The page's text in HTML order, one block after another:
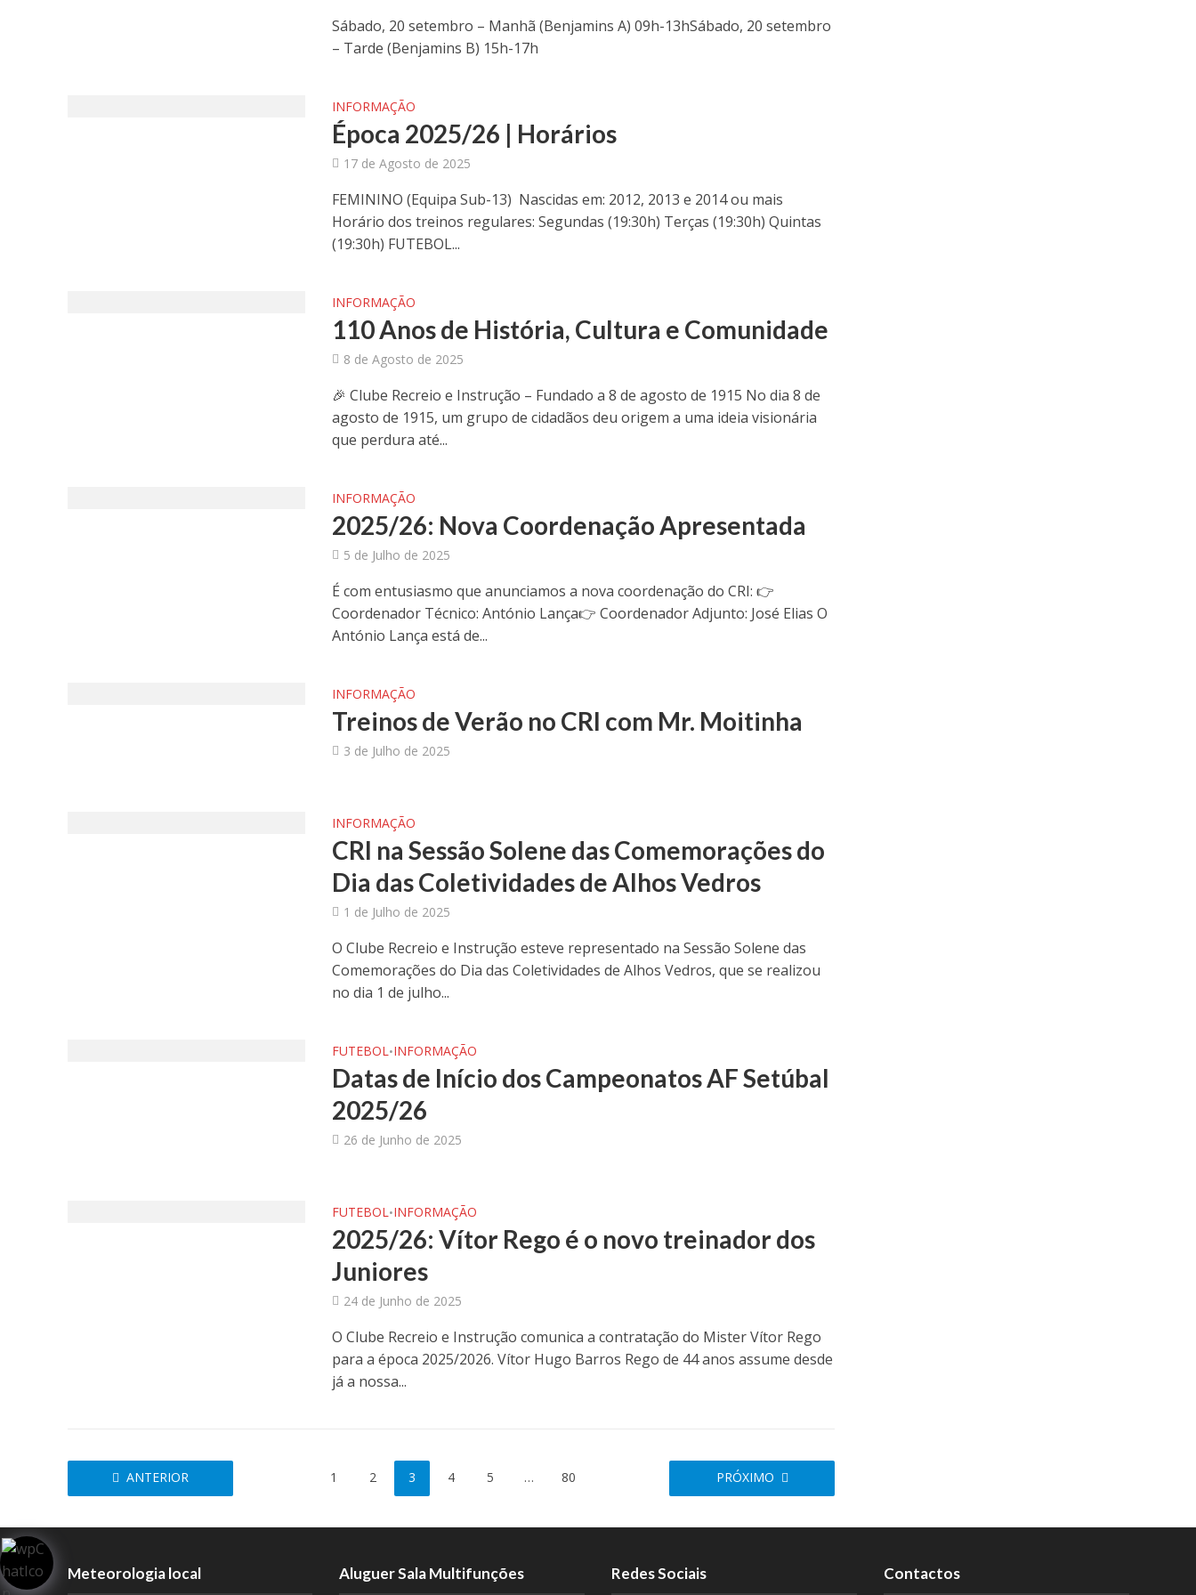
Sábado, 20 setembro – Manhã (Benjamins A) 09h-13hSábado, 20 setembro
– Tarde (Benjamins B) 15h-17h
INFORMAÇÃO
Época 2025/26 | Horários
17 de Agosto de 2025
FEMININO (Equipa Sub-13) Nascidas em: 2012, 2013 e 2014 ou mais
Horário dos treinos regulares: Segundas (19:30h) Terças (19:30h) Quintas
(19:30h) FUTEBOL...
INFORMAÇÃO
110 Anos de História, Cultura e Comunidade
8 de Agosto de 2025
🎉 Clube Recreio e Instrução – Fundado a 8 de agosto de 1915 No dia 8 de
agosto de 1915, um grupo de cidadãos deu origem a uma ideia visionária
que perdura até...
INFORMAÇÃO
2025/26: Nova Coordenação Apresentada
5 de Julho de 2025
É com entusiasmo que anunciamos a nova coordenação do CRI: 👉
Coordenador Técnico: António Lança👉 Coordenador Adjunto: José Elias O
António Lança está de...
INFORMAÇÃO
Treinos de Verão no CRI com Mr. Moitinha
3 de Julho de 2025
INFORMAÇÃO
CRI na Sessão Solene das Comemorações do
Dia das Coletividades de Alhos Vedros
1 de Julho de 2025
O Clube Recreio e Instrução esteve representado na Sessão Solene das
Comemorações do Dia das Coletividades de Alhos Vedros, que se realizou
no dia 1 de julho...
FUTEBOL•INFORMAÇÃO
Datas de Início dos Campeonatos AF Setúbal
2025/26
26 de Junho de 2025
FUTEBOL•INFORMAÇÃO
2025/26: Vítor Rego é o novo treinador dos
Juniores
24 de Junho de 2025
O Clube Recreio e Instrução comunica a contratação do Mister Vítor Rego
para a época 2025/2026. Vítor Hugo Barros Rego de 44 anos assume desde
já a nossa...
ANTERIOR 1 2 3 4 5 … 80 PRÓXIMO
Meteorologia local Aluguer Sala Multifunções Redes Sociais Contactos